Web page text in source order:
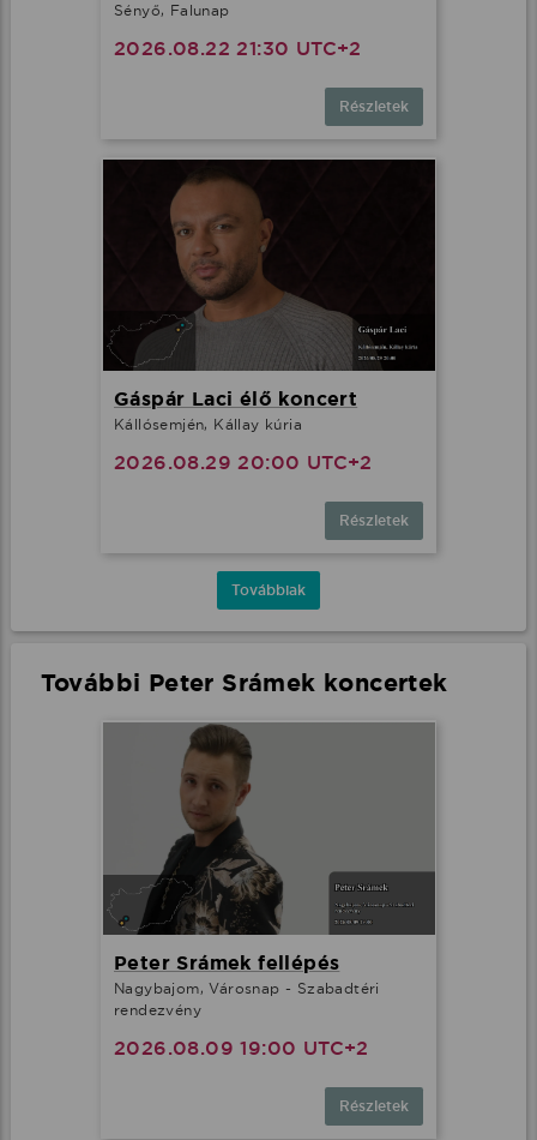
Sényő, Falunap
2026.08.22 21:30 UTC+2
Részletek
Gáspár Laci élő koncert
Kállósemjén, Kállay kúria
2026.08.29 20:00 UTC+2
Részletek
Továbbiak
További Peter Srámek koncertek
Peter Srámek fellépés
Nagybajom, Városnap - Szabadtéri
rendezvény
2026.08.09 19:00 UTC+2
Részletek